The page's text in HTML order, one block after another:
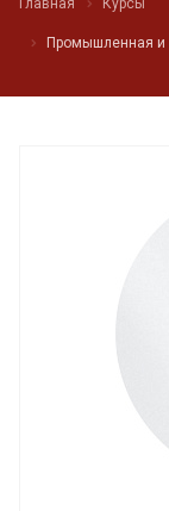
Главная Курсы
Промышленная и